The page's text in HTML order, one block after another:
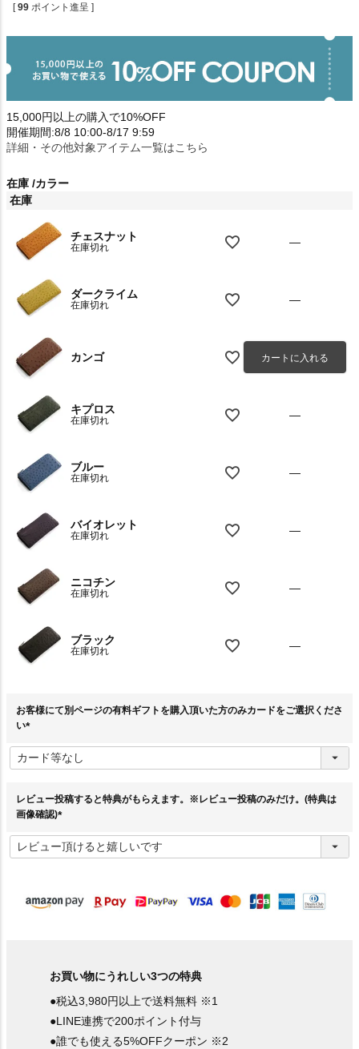
[ 99 ポイント進呈 ]
15,000円以上の購入で10%OFF
開催期間:8/8 10:00-8/17 9:59
詳細・その他対象アイテム一覧はこちら
在庫 カラー
在庫
チェスナット
在庫切れ —
ダークライム
在庫切れ —
カンゴ カートに入れる
キプロス
在庫切れ —
ブルー
在庫切れ —
バイオレット
在庫切れ —
ニコチン
在庫切れ —
ブラック
在庫切れ —
お客様にて別ページの有料ギフトを購入頂いた方のみカードをご選択くださ
い
必
須
レビュー投稿すると特典がもらえます。※レビュー投稿のみだけ。(特典は
画像確認)
必
須
お買い物にうれしい3つの特典
●税込3,980円以上で送料無料 ※1
●LINE連携で200ポイント付与
●誰でも使える5%OFFクーポン ※2